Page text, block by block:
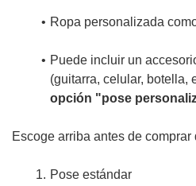
Ropa personalizada
Puede incluir un
(guitarra, celular, botella,
opción "pose
Escoge arriba antes de
Pose estándar